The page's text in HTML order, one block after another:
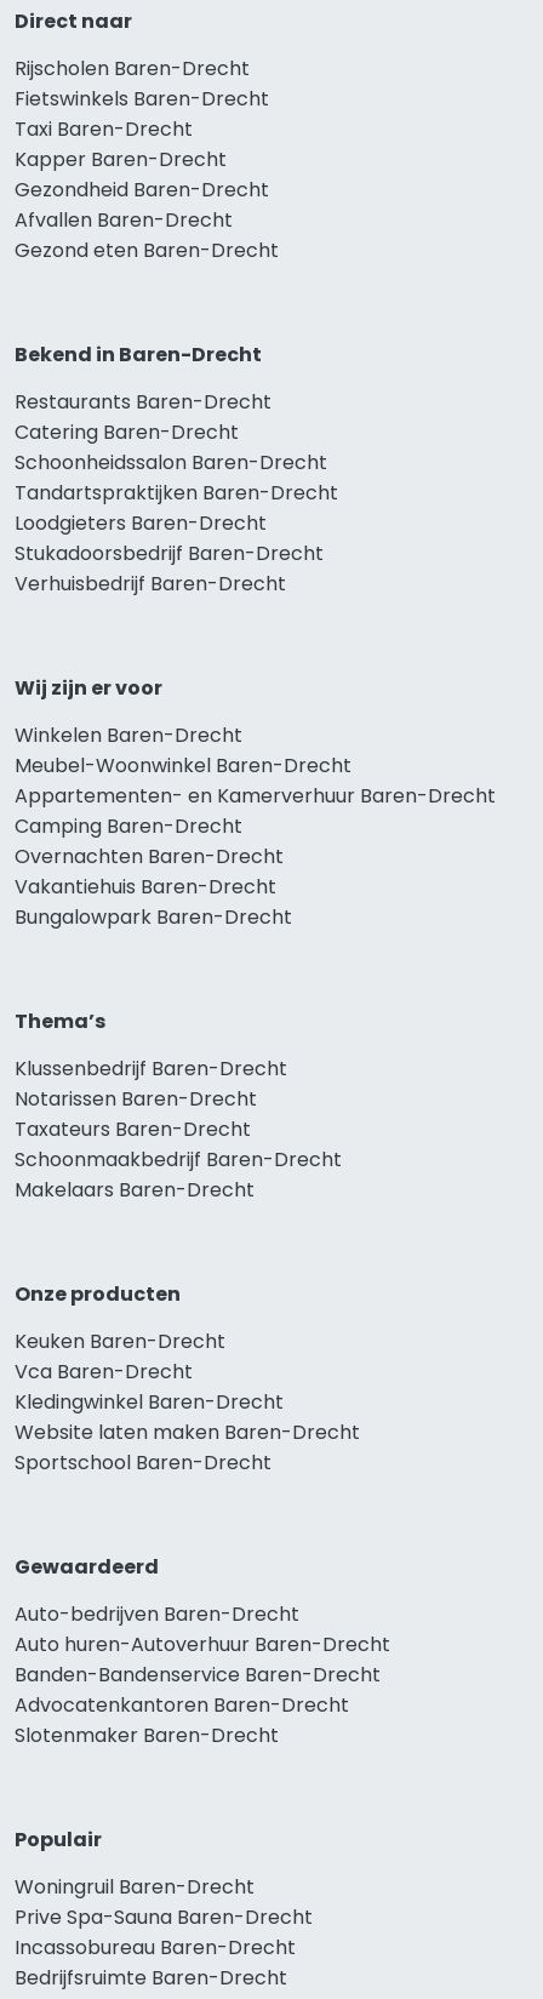
Direct naar
Rijscholen Baren-Drecht
Fietswinkels Baren-Drecht
Taxi Baren-Drecht
Kapper Baren-Drecht
Gezondheid Baren-Drecht
Afvallen Baren-Drecht
Gezond eten Baren-Drecht
Bekend in Baren-Drecht
Restaurants Baren-Drecht
Catering Baren-Drecht
Schoonheidssalon Baren-Drecht
Tandartspraktijken Baren-Drecht
Loodgieters Baren-Drecht
Stukadoorsbedrijf Baren-Drecht
Verhuisbedrijf Baren-Drecht
Wij zijn er voor
Winkelen Baren-Drecht
Meubel-Woonwinkel Baren-Drecht
Appartementen- en Kamerverhuur Baren-Drecht
Camping Baren-Drecht
Overnachten Baren-Drecht
Vakantiehuis Baren-Drecht
Bungalowpark Baren-Drecht
Thema’s
Klussenbedrijf Baren-Drecht
Notarissen Baren-Drecht
Taxateurs Baren-Drecht
Schoonmaakbedrijf Baren-Drecht
Makelaars Baren-Drecht
Onze producten
Keuken Baren-Drecht
Vca Baren-Drecht
Kledingwinkel Baren-Drecht
Website laten maken Baren-Drecht
Sportschool Baren-Drecht
Gewaardeerd
Auto-bedrijven Baren-Drecht
Auto huren-Autoverhuur Baren-Drecht
Banden-Bandenservice Baren-Drecht
Advocatenkantoren Baren-Drecht
Slotenmaker Baren-Drecht
Populair
Woningruil Baren-Drecht
Prive Spa-Sauna Baren-Drecht
Incassobureau Baren-Drecht
Bedrijfsruimte Baren-Drecht